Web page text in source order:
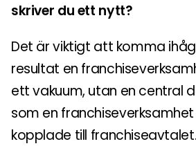
skriver du ett nytt?
Det är viktigt att komma
resultat en
ett vakuum, utan en central
som en
kopplade till franchiseavtalet.